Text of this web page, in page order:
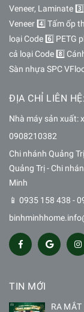
Veneer, Laminate
Veneer 4️⃣ Tấm ốp
loại Code 6️⃣ PETG
cả loại Code 8️⃣
Sàn nhựa SPC
ĐỊA CHỈ LIÊN HỆ:
Nhà máy sản xuất:
0908210382
Chi nhánh Quảng
Quảng Trị - Chi
Minh
📱 0935 158 438 -
TIN MỚI
RA